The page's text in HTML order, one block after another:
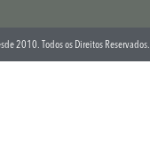
2010. Todos os Direitos Reservados.